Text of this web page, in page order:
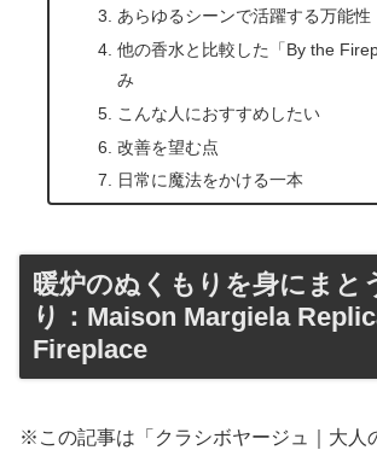
あらゆるシーンで活躍する万能性
他の香水と比較した「By the
み
こんな人におすすめしたい
改善を望む点
日常に魔法をかける一本
暖炉のぬくもりを身にまと
り：Maison Margiela
Fireplace
※この記事は「クラシボヤージュ｜大人